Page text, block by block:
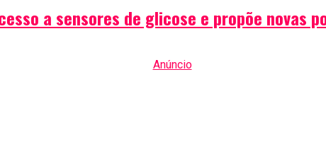
a sensores de glicose e propõe novas